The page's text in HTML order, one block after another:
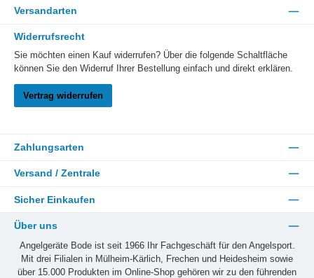
Versandarten
Widerrufsrecht
Sie möchten einen Kauf widerrufen? Über die folgende Schaltfläche
können Sie den Widerruf Ihrer Bestellung einfach und direkt erklären.
Vertrag widerrufen
Zahlungsarten
Versand / Zentrale
Sicher Einkaufen
Über uns
Angelgeräte Bode ist seit 1966 Ihr Fachgeschäft für den Angelsport.
Mit drei Filialen in Mülheim-Kärlich, Frechen und Heidesheim sowie
über 15.000 Produkten im Online-Shop gehören wir zu den führenden